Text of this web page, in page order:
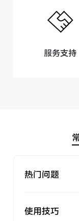
服务支持
热门问题
使用技巧